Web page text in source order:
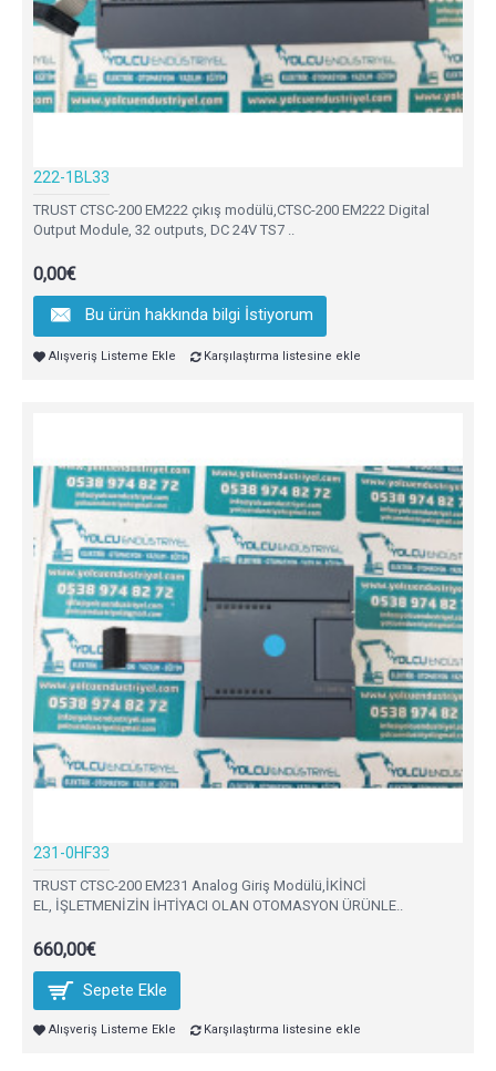
222-1BL33
TRUST CTSC-200 EM222 çıkış modülü,CTSC-200 EM222 Digital
Output Module, 32 outputs, DC 24V TS7 ..
0,00€
Bu ürün hakkında bilgi İstiyorum
Alışveriş Listeme Ekle Karşılaştırma listesine ekle
231-0HF33
TRUST CTSC-200 EM231 Analog Giriş Modülü,İKİNCİ
EL, İŞLETMENİZİN İHTİYACI OLAN OTOMASYON ÜRÜNLE..
660,00€
Sepete Ekle
Alışveriş Listeme Ekle Karşılaştırma listesine ekle